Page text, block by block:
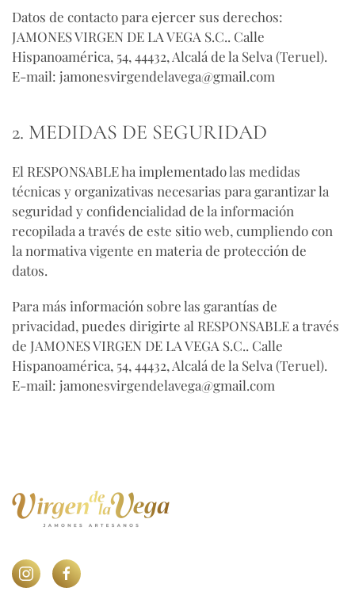
Datos de contacto para ejercer sus derechos:
JAMONES VIRGEN DE LA VEGA S.C.. Calle
Hispanoamérica, 54, 44432, Alcalá de la Selva (Teruel).
E-mail: jamonesvirgendelavega@gmail.com
2. MEDIDAS DE SEGURIDAD
El RESPONSABLE ha implementado las medidas
técnicas y organizativas necesarias para garantizar la
seguridad y confidencialidad de la información
recopilada a través de este sitio web, cumpliendo con
la normativa vigente en materia de protección de
datos.
Para más información sobre las garantías de
privacidad, puedes dirigirte al RESPONSABLE a través
de JAMONES VIRGEN DE LA VEGA S.C.. Calle
Hispanoamérica, 54, 44432, Alcalá de la Selva (Teruel).
E-mail: jamonesvirgendelavega@gmail.com